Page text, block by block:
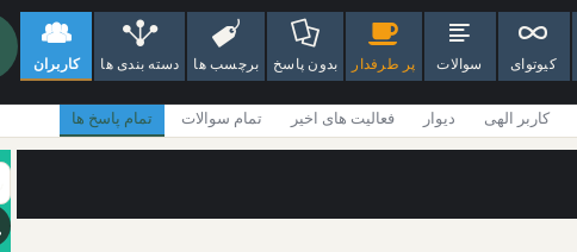
کیوتوای سوالات پر طرفدار بدون پاسخ برچسب ها دسته بندی ها کاربران
کاربر الهی دیوار فعالیت های اخیر تمام سوالات تمام پاسخ ها